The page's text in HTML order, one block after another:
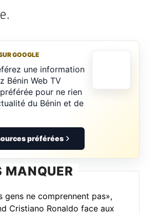
GOOGLE
une information
Bénin Web TV
pour ne rien
du Bénin et de
préférées
MANQUER
gens ne comprennent pas»,
Cristiano Ronaldo face aux